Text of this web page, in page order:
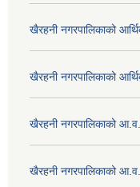
खैरहनी नगरपालिकाको
खैरहनी नगरपालिकाको
खैरहनी नगरपालिकाको
खैरहनी नगरपालिकाको